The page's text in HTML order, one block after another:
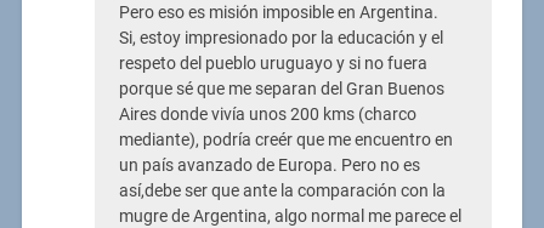
Pero eso es misión imposible en Argentina.
Si, estoy impresionado por la educación y el
respeto del pueblo uruguayo y si no fuera
porque sé que me separan del Gran Buenos
Aires donde vivía unos 200 kms (charco
mediante), podría creér que me encuentro en
un país avanzado de Europa. Pero no es
así,debe ser que ante la comparación con la
mugre de Argentina, algo normal me parece el